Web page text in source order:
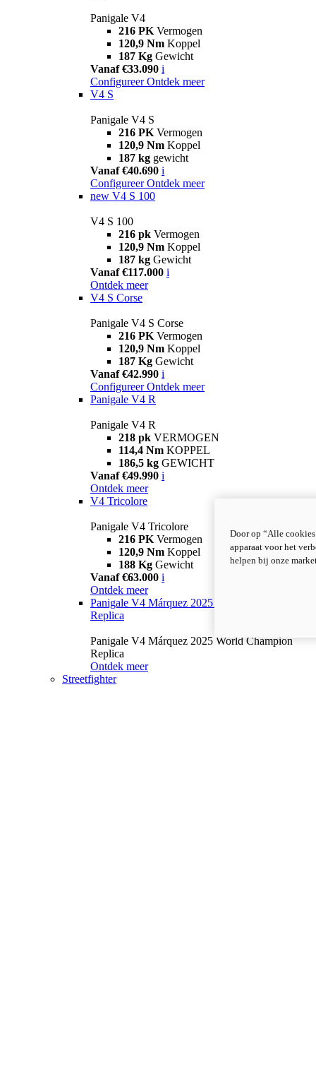
Panigale V4
216 PK Vermogen
120,9 Nm Koppel
187 Kg Gewicht
Vanaf €33.090 i
Configureer Ontdek meer
V4 S
Panigale V4 S
216 PK Vermogen
120,9 Nm Koppel
187 kg gewicht
Vanaf €40.690 i
Configureer Ontdek meer
new V4 S 100
V4 S 100
216 pk Vermogen
120,9 Nm Koppel
187 kg Gewicht
Vanaf €117.000 i
Ontdek meer
V4 S Corse
Panigale V4 S Corse
216 PK Vermogen
120,9 Nm Koppel
187 Kg Gewicht
Vanaf €42.990 i
Configureer Ontdek meer
Panigale V4 R
Panigale V4 R
218 pk VERMOGEN
114,4 Nm KOPPEL
186,5 kg GEWICHT
Vanaf €49.990 i
Ontdek meer
V4 Tricolore
Panigale V4 Tricolore
216 PK Vermogen
120,9 Nm Koppel
188 Kg Gewicht
Vanaf €63.000 i
Ontdek meer
Panigale V4 Márquez 2025 World Champion
Replica
Panigale V4 Márquez 2025 World Champion
Replica
Ontdek meer
Streetfighter
Door op “Alle
apparaat voor het
helpen bij onze